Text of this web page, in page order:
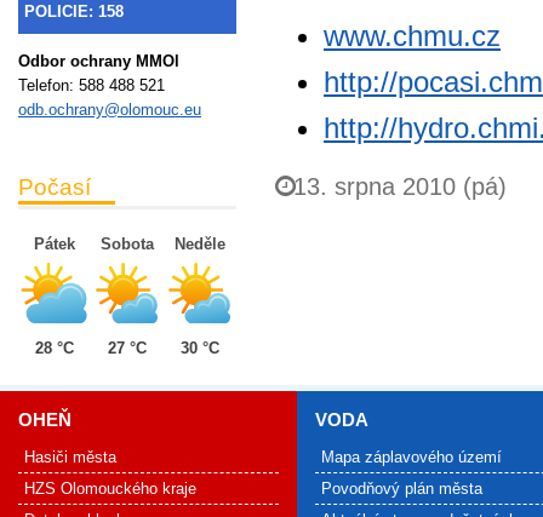
POLICIE: 158
Odbor ochrany MMOl
Telefon: 588 488 521
odb.ochrany@olomouc.eu
Počasí
Pátek
28 °C
Sobota
27 °C
Neděle
30 °C
www.chmu.cz
http://
http://
13. srpna 2010 (pá)
OHEŇ
Hasiči města
HZS Olomouckého kraje
VODA
Mapa záplavového území
Povodňový plán města